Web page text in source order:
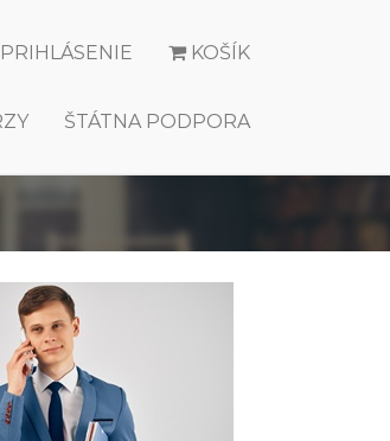
KOŠÍK
PRIHLÁSENIE
ŠTÁTNA PODPORA